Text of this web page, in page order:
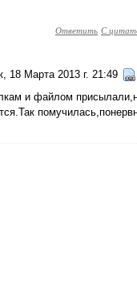
Ответить С
18 Марта 2013 г. 21:49
и файлом